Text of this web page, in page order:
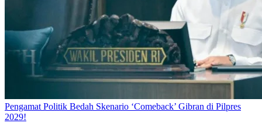
Pengamat Politik Bedah Skenario ‘Comeback’ Gibran di Pilpres
2029!